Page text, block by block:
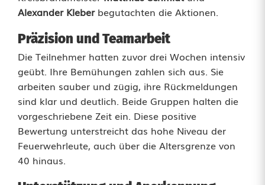
g
t
S
t
ä
r
k
e
Alexander Kleberbegutachten die Aktionen.
Präzision und Teamarbeit
Die Teilnehmer hatten zuvor drei Wochen intensiv
geübt. Ihre Bemühungen zahlen sich aus. Sie
arbeiten sauber und zügig, ihre Rückmeldungen
sind klar und deutlich. Beide Gruppen halten die
vorgeschriebene Zeit ein. Diese positive
Bewertung unterstreicht das hohe Niveau der
Feuerwehrleute, auch über die Altersgrenze von
40 hinaus.